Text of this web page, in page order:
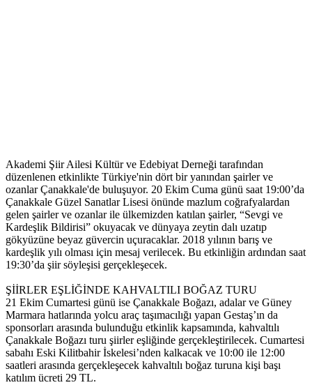
Akademi Şiir Ailesi Kültür ve Edebiyat Derneği tarafından
düzenlenen etkinlikte Türkiye'nin dört bir yanından şairler ve
ozanlar Çanakkale'de buluşuyor. 20 Ekim Cuma günü saat 19:00’da
Çanakkale Güzel Sanatlar Lisesi önünde mazlum coğrafyalardan
gelen şairler ve ozanlar ile ülkemizden katılan şairler, “Sevgi ve
Kardeşlik Bildirisi” okuyacak ve dünyaya zeytin dalı uzatıp
gökyüzüne beyaz güvercin uçuracaklar. 2018 yılının barış ve
kardeşlik yılı olması için mesaj verilecek. Bu etkinliğin ardından saat
19:30’da şiir söyleşisi gerçekleşecek.
ŞİİRLER EŞLİĞİNDE KAHVALTILI BOĞAZ TURU
21 Ekim Cumartesi günü ise Çanakkale Boğazı, adalar ve Güney
Marmara hatlarında yolcu araç taşımacılığı yapan Gestaş’ın da
sponsorları arasında bulunduğu etkinlik kapsamında, kahvaltılı
Çanakkale Boğazı turu şiirler eşliğinde gerçekleştirilecek. Cumartesi
sabahı Eski Kilitbahir İskelesi’nden kalkacak ve 10:00 ile 12:00
saatleri arasında gerçekleşecek kahvaltılı boğaz turuna kişi başı
katılım ücreti 29 TL.